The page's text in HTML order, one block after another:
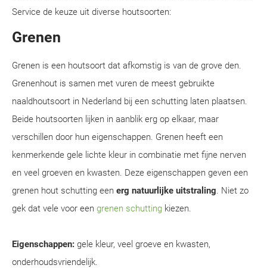
Service de keuze uit diverse houtsoorten:
Grenen
Grenen is een houtsoort dat afkomstig is van de grove den.
Grenenhout is samen met vuren de meest gebruikte
naaldhoutsoort in Nederland bij een schutting laten plaatsen.
Beide houtsoorten lijken in aanblik erg op elkaar, maar
verschillen door hun eigenschappen. Grenen heeft een
kenmerkende gele lichte kleur in combinatie met fijne nerven
en veel groeven en kwasten. Deze eigenschappen geven een
grenen hout schutting een erg natuurlijke uitstraling. Niet zo
gek dat vele voor een grenen schutting kiezen.
Eigenschappen: gele kleur, veel groeve en kwasten,
onderhoudsvriendelijk.